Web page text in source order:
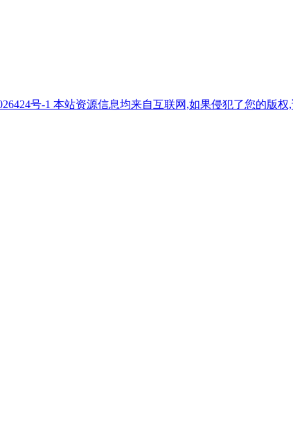
号-1 本站资源信息均来自互联网,如果侵犯了您的版权